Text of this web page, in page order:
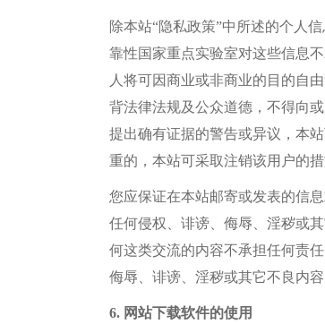
除本站“隐私政策”中所述的个人
靠性国家重点实验室对这些信息
人将可因商业或非商业的目的自
背法律法规及公众道德，不得向
提出确有证据的警告或异议，本
重的，本站可采取注销该用户的措
您应保证在本站邮寄或发表的信
任何侵权
诽谤 、侮辱、 淫秽或
何这类交流的内容不承担任何责
侮辱、诽谤、淫秽或其它不良内容
6. 网站下载软件的使用